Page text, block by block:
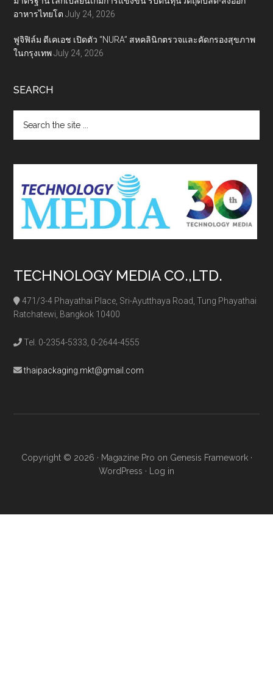
อาหารไทยโต July 24, 2026
ฟูจิฟิล์ม ดีเคเอช เปิดตัว “NURA” สหคลินิกตรวจและคัดกรองสุขภาพ
ในกรุงเทพ July 24, 2026
SEARCH
the
TECHNOLOGY MEDIA CO.,LTD.
471/3-4 Phayathai Place, Sri-Ayutthaya Road, Tung Phayathai
Ratchatewi, Bangkok 10400
Tel. 0-2354-5333, 0-2644-4555
thaipackaging.mkt@gmail.com
Copyright © 2026 · Magazine Pro on Genesis Framework·
WordPress · Log in